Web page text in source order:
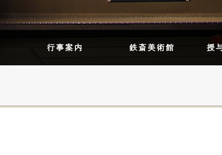
行事案内 鉄斎美術館 授